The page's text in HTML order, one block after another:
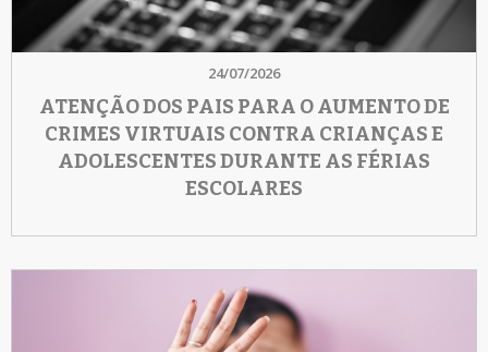
24/07/2026
ATENÇÃO DOS PAIS PARA O AUMENTO DE
CRIMES VIRTUAIS CONTRA CRIANÇAS E
ADOLESCENTES DURANTE AS FÉRIAS
ESCOLARES